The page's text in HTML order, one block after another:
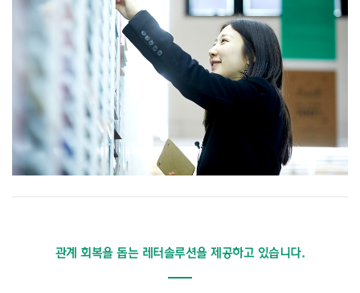
관계 회복을 돕는 레터솔루션을 제공하고 있습니다.